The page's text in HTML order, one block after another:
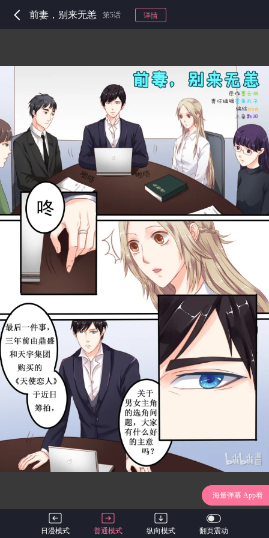
1 / 8
前妻，别来无恙 第5话 详情
海量弹幕 App看
日漫模式 普通模式 纵向模式 翻页震动